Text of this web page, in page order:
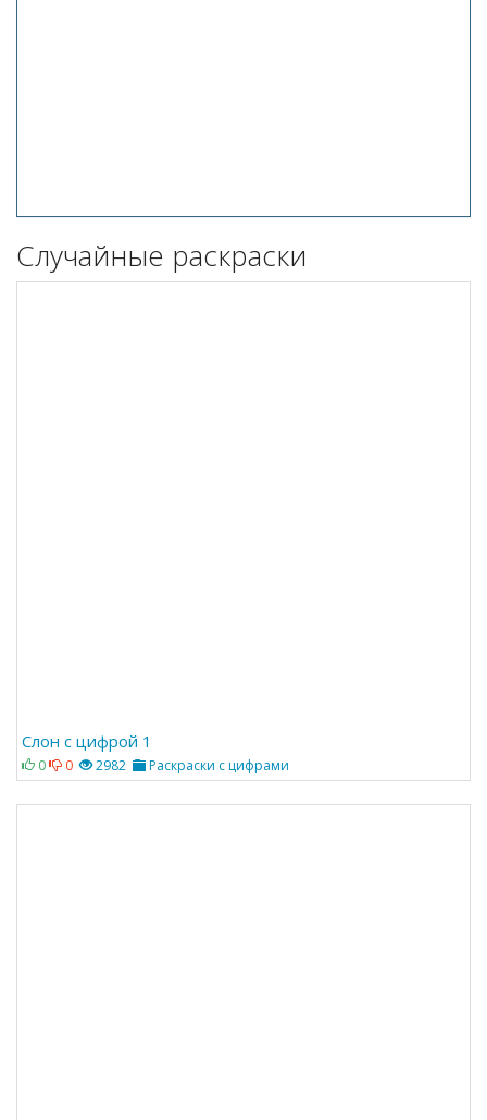
Случайные раскраски
Слон с цифрой 1
0 0 2982 Раскраски с цифрами